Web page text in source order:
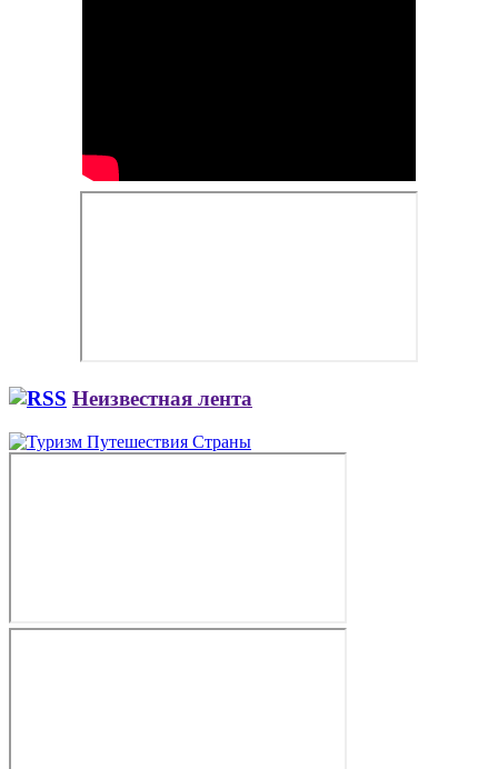
Неизвестная лента